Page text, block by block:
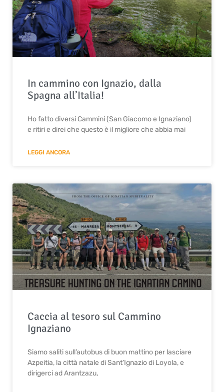
In cammino con Ignazio, dalla
Spagna all’Italia!
Ho fatto diversi Cammini (San Giacomo e Ignaziano)
e ritiri e direi che questo è il migliore che abbia mai
LEGGI ANCORA
Caccia al tesoro sul Cammino
Ignaziano
Siamo saliti sull’autobus di buon mattino per lasciare
Azpeitia, la città natale di Sant’Ignazio di Loyola, e
dirigerci ad Arantzazu,